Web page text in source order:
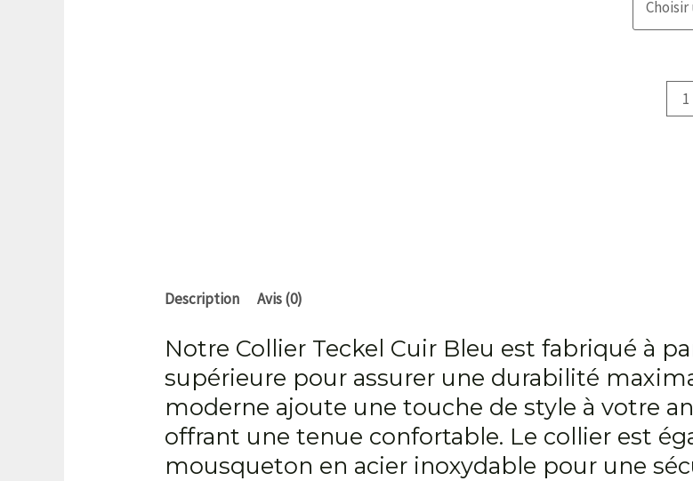
Description Avis (0)
Notre Collier Teckel Cuir Bleu est fabriqué à
supérieure pour assurer une durabilité
moderne ajoute une touche de style à votre
offrant une tenue confortable. Le collier est
mousqueton en acier inoxydable pour une